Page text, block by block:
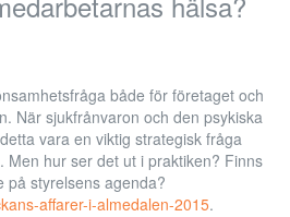
både för företaget och
När sjukfrånvaron och den psykiska
vara en viktig strategisk fråga
Men hur ser det ut i praktiken? Finns
på styrelsens agenda?
affarer-i-almedalen-2015.